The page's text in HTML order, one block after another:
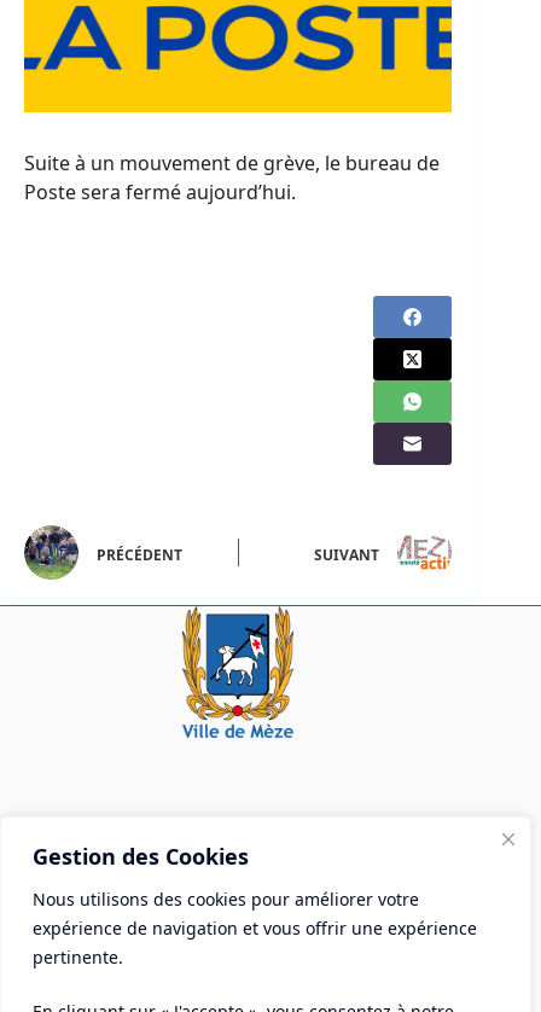
Gestion des Cookies
Nous utilisons des cookies pour améliorer votre
expérience de navigation et vous offrir une expérience
pertinente.
Suite à un mouvement de grève, le bureau de
Poste sera fermé aujourd’hui.
PRÉCÉDENT SUIVANT
Mairie de Mèze
Place Aristide Briand - BP 28 34140 Mèze
Tél :04 67 18 30 30
Mail :